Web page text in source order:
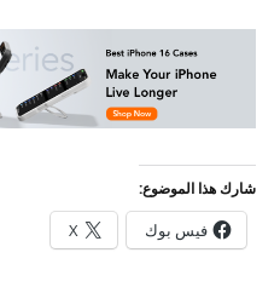
شارك هذا الموضوع:
فيس بوك X